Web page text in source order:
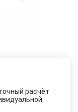
расчёт